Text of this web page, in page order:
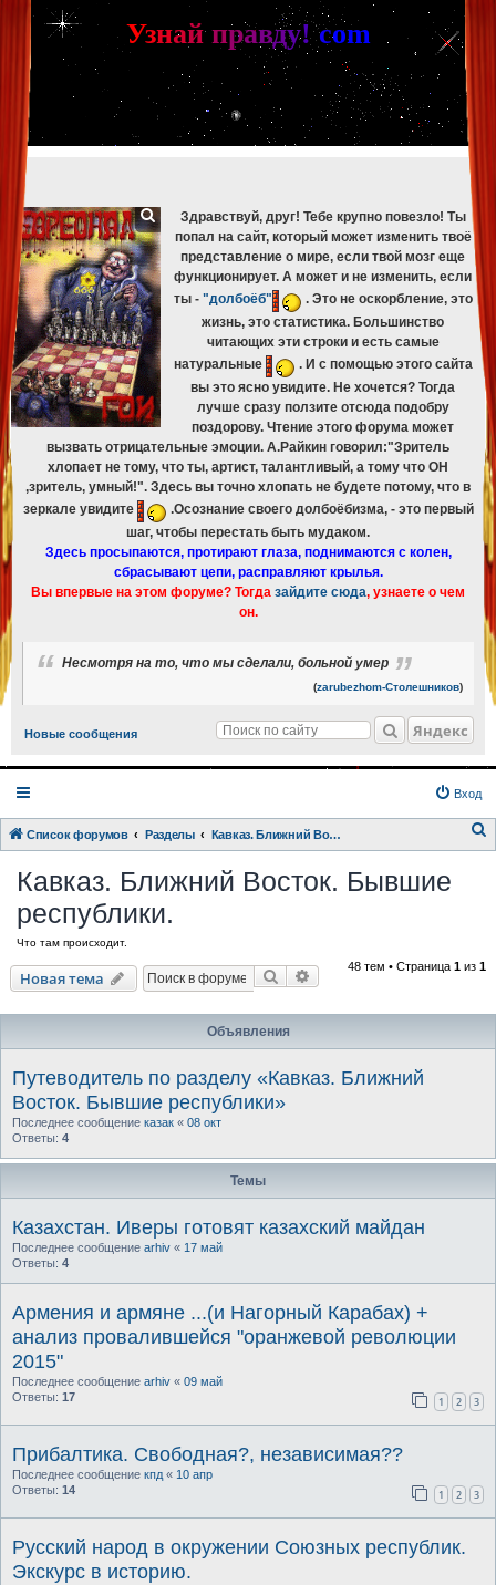
[phpBB Debug] PHP Warning : in file [ROOT]/phpbb/db/driver/mysqli.php
mysqli_fetch_assoc(): Couldn't fetch mysqli_result
[phpBB Debug] PHP Warning: in file[ROOT]/phpbb/db/driver/mysqli.php 329
mysqli_free_result(): Couldn't fetch mysqli_result
[phpBB Debug] PHP Warning
[ROOT]/phpbb/db/driver/mysqli.php on line 265
mysqli_fetch_assoc(): Couldn't fetch mysqli_result
[phpBB Debug] PHP Warning
: in file [ROOT]/phpbb/db/driver/mysqli.php on line329
mysqli_free_result(): Couldn't fetch mysqli_result
[phpBB Debug] PHP Warning: in file [ROOT]/phpbb/db/driver/mysqli.php on line 265
mysqli_fetch_assoc(): Couldn't fetch mysqli_result
[phpBB Debug] PHP Warning
[ROOT]/phpbb/db/driver/mysqli.php on line329:
mysqli_free_result(): Couldn't fetch mysqli_result
Узнай правду! com
Здравствуй, друг! Тебе крупно повезло! Ты
попал на сайт, который может изменить твоё
представление о мире, если твой мозг еще
функционирует. А может и не изменить, если
ты - "долбоёб"
. Это не оскорбление, это
жизнь, это статистика. Большинство
читающих эти строки и есть самые
натуральные
. И с помощью этого сайта
вы это ясно увидите. Не хочется? Тогда
лучше сразу ползите отсюда подобру
поздорову. Чтение этого форума может
вызвать отрицательные эмоции. А.Райкин говорил:"Зритель
хлопает не тому, что ты, артист, талантливый, а тому что ОН
,зритель, умный!". Здесь вы точно хлопать не будете потому, что в
зеркале увидите
.Осознание своего долбоёбизма, - это первый
шаг, чтобы перестать быть мудаком.
Здесь просыпаются, протирают глаза, поднимаются с колен,
сбрасывают цепи, расправляют крылья.
Вы впервые на этом форуме? Тогда зайдите сюда, узнаете о чем
он.
Несмотря на то, что мы сделали, больной умер
(zarubezhom-Столешников)
Новые сообщения Яндекс
Вход
Список форумов Разделы Кавказ. Ближний Восток. Бывшие республики.
Кавказ. Ближний Восток. Бывшие
республики.
Что там происходит.
Новая тема Поиск Расширенный поиск
48 тем • Страница 1 из 1
Объявления
Путеводитель по разделу «Кавказ. Ближний
Восток. Бывшие республики»
Последнее сообщение казак « 08 окт
Ответы: 4
Темы
Казахстан. Иверы готовят казахский майдан
Последнее сообщение arhiv « 17 май
Ответы: 4
Армения и армяне ...(и Нагорный Карабах) +
анализ провалившейся "оранжевой революции
2015"
Последнее сообщение arhiv « 09 май
Ответы: 17 1 2 3
Прибалтика. Свободная?, независимая??
Последнее сообщение кпд « 10 апр
Ответы: 14 1 2 3
Русский народ в окружении Союзных республик.
Экскурс в историю.